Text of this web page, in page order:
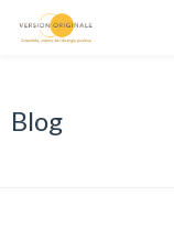
Blog